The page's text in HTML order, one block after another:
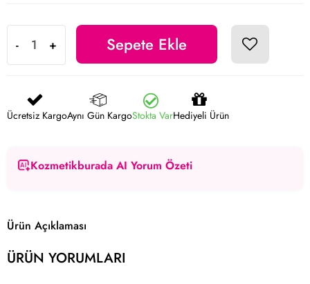
- + Sepete Ekle
Ücretsiz KargoAynı Gün KargoStokta VarHediyeli Ürün
Kozmetikburada AI Yorum Özeti
Ürün Açıklaması
ÜRÜN YORUMLARI